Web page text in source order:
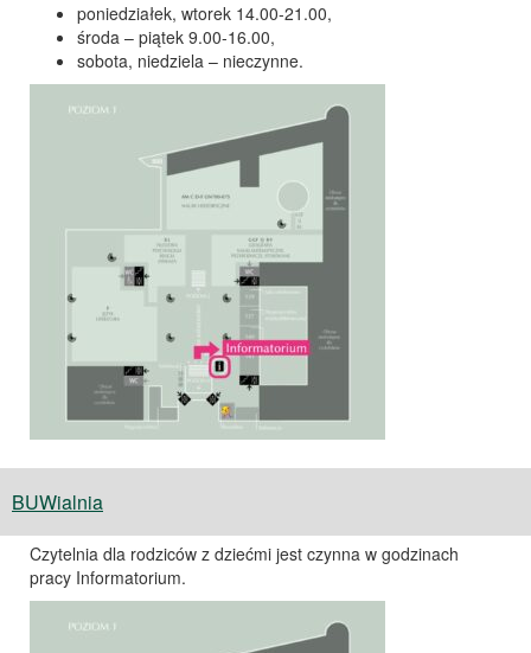
poniedziałek, wtorek 14.00-21.00,
środa – piątek 9.00-16.00,
sobota, niedziela – nieczynne.
BUWialnia
Czytelnia dla rodziców z dziećmi jest czynna w godzinach
pracy Informatorium.